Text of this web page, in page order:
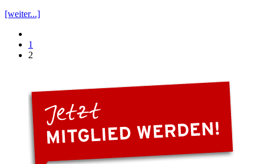
[weiter...]
1
2